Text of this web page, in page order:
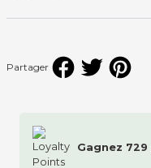
Partager
Gagnez 729